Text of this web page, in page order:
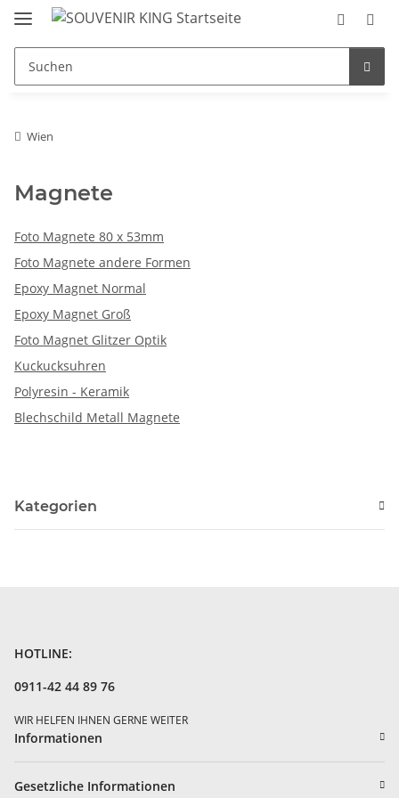
Wien
Magnete
Foto Magnete 80 x 53mm
Foto Magnete andere Formen
Epoxy Magnet Normal
Epoxy Magnet Groß
Foto Magnet Glitzer Optik
Kuckucksuhren
Polyresin - Keramik
Blechschild Metall Magnete
Kategorien
HOTLINE:
0911-42 44 89 76
WIR HELFEN IHNEN GERNE WEITER
Informationen
Gesetzliche Informationen